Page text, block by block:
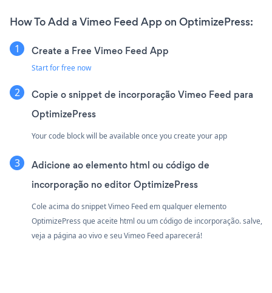
How To Add a Vimeo Feed App on OptimizePress:
Create a Free Vimeo Feed App
Start for free now
Copie o snippet de incorporação Vimeo Feed para
OptimizePress
Your code block will be available once you create your app
Adicione ao elemento html ou código de
incorporação no editor OptimizePress
Cole acima do snippet Vimeo Feed em qualquer elemento
OptimizePress que aceite html ou um código de incorporação. salve,
veja a página ao vivo e seu Vimeo Feed aparecerá!